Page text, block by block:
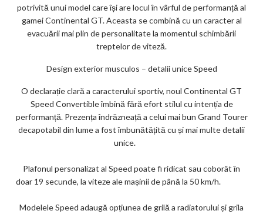
potrivită unui model care își are locul în vârful de performanță al
gamei Continental GT. Aceasta se combină cu un caracter al
evacuării mai plin de personalitate la momentul schimbării
treptelor de viteză.
Design exterior musculos – detalii uniceSpeed
O declarație clară a caracterului sportiv, noul Continental GT
Speed ​​Convertible îmbină fără efort stilul cu intenția de
performanță. Prezența îndrăzneață a celui mai bun Grand Tourer
decapotabil din lume a fost îmbunătățită cu și mai multe detalii
unice.
Plafonul personalizat al Speed ​​poate fi ridicat sau coborât în
doar 19 secunde, la viteze ale mașinii de până la 50 km/h.
Modelele Speed adaugă opțiunea de grilă a radiatorului și grila